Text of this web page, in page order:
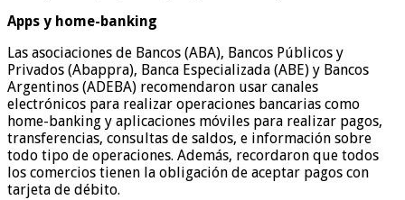
Apps y home-banking
Las asociaciones de Bancos (ABA), Bancos Públicos y
Privados (Abappra), Banca Especializada (ABE) y Bancos
Argentinos (ADEBA) recomendaron usar canales
electrónicos para realizar operaciones bancarias como
home-banking y aplicaciones móviles para realizar pagos,
transferencias, consultas de saldos, e información sobre
todo tipo de operaciones. Además, recordaron que todos
los comercios tienen la obligación de aceptar pagos con
tarjeta de débito.